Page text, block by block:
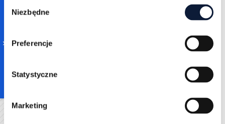
Selection
Niezbędne
Preferencje
Statystyczne
Marketing
doświadczenia, social mediów czy publikacji
naukowych.
linków źródłowych na końcu tekstu.
doświadczeniami, opiniami i wnioskami, które nie
są dostępne w innych źródłach.
komentarze ekspertów, udział w wydarzeniach.